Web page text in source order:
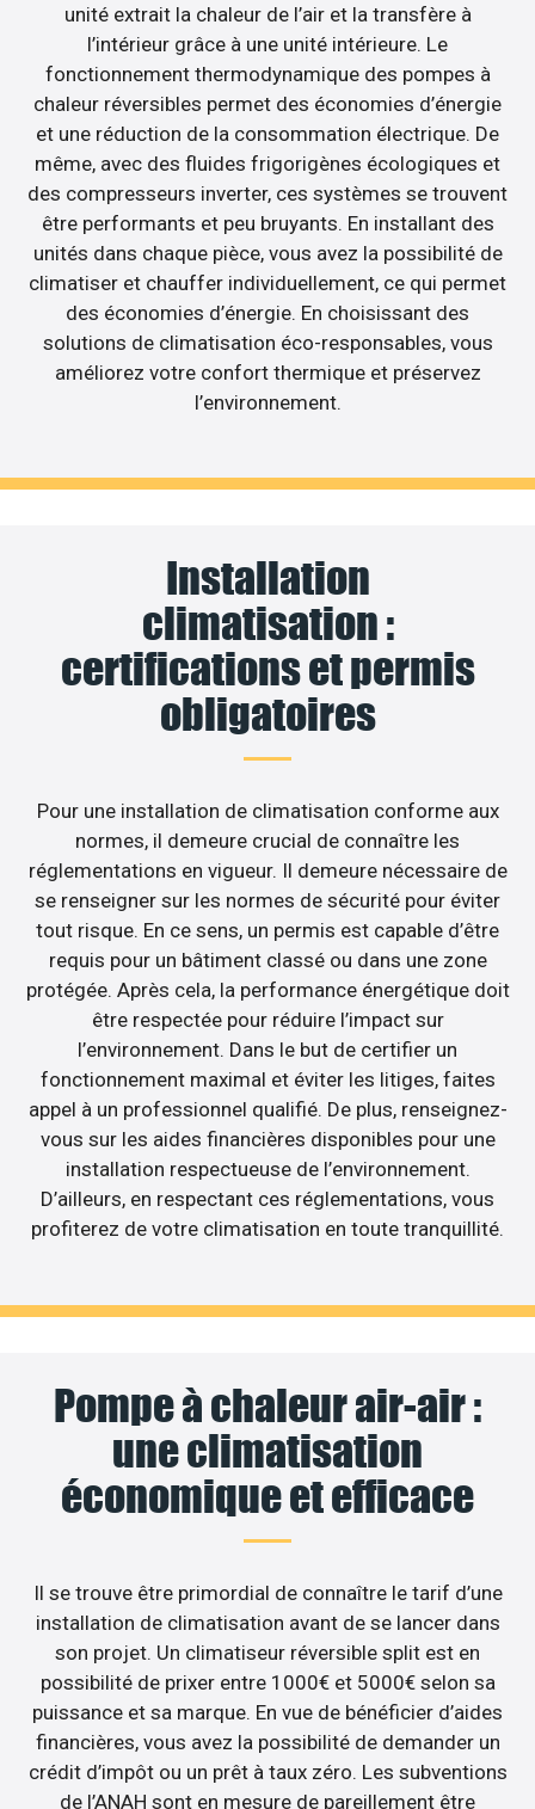
unité extrait la chaleur de l’air et la transfère à
l’intérieur grâce à une unité intérieure. Le
fonctionnement thermodynamique des pompes à
chaleur réversibles permet des économies d’énergie
et une réduction de la consommation électrique. De
même, avec des fluides frigorigènes écologiques et
des compresseurs inverter, ces systèmes se trouvent
être performants et peu bruyants. En installant des
unités dans chaque pièce, vous avez la possibilité de
climatiser et chauffer individuellement, ce qui permet
des économies d’énergie. En choisissant des
solutions de climatisation éco-responsables, vous
améliorez votre confort thermique et préservez
l’environnement.
Installation
climatisation :
certifications et permis
obligatoires
Pour une installation de climatisation conforme aux
normes, il demeure crucial de connaître les
réglementations en vigueur. Il demeure nécessaire de
se renseigner sur les normes de sécurité pour éviter
tout risque. En ce sens, un permis est capable d’être
requis pour un bâtiment classé ou dans une zone
protégée. Après cela, la performance énergétique doit
être respectée pour réduire l’impact sur
l’environnement. Dans le but de certifier un
fonctionnement maximal et éviter les litiges, faites
appel à un professionnel qualifié. De plus, renseignez-
vous sur les aides financières disponibles pour une
installation respectueuse de l’environnement.
D’ailleurs, en respectant ces réglementations, vous
profiterez de votre climatisation en toute tranquillité.
Pompe à chaleur air-air :
une climatisation
économique et efficace
Il se trouve être primordial de connaître le tarif d’une
installation de climatisation avant de se lancer dans
son projet. Un climatiseur réversible split est en
possibilité de prixer entre 1000€ et 5000€ selon sa
puissance et sa marque. En vue de bénéficier d’aides
financières, vous avez la possibilité de demander un
crédit d’impôt ou un prêt à taux zéro. Les subventions
de l’ANAH sont en mesure de pareillement être